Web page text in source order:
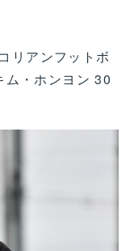
リアンフットボ
ム・ホンヨン 30